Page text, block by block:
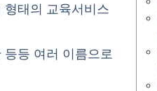
태의 교육서비스
등 여러 이름으로